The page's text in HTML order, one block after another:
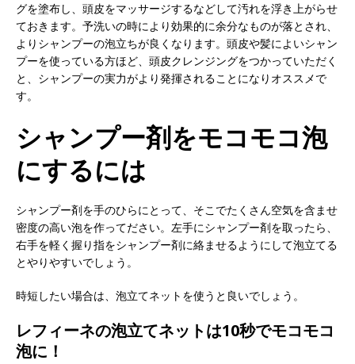
グを塗布し、頭皮をマッサージするなどして汚れを浮き上がらせ
ておきます。予洗いの時により効果的に余分なものが落とされ、
よりシャンプーの泡立ちが良くなります。頭皮や髪によいシャン
プーを使っている方ほど、頭皮クレンジングをつかっていただく
と、シャンプーの実力がより発揮されることになりオススメで
す。
シャンプー剤をモコモコ泡
にするには
シャンプー剤を手のひらにとって、そこでたくさん空気を含ませ
密度の高い泡を作ってださい。左手にシャンプー剤を取ったら、
右手を軽く握り指をシャンプー剤に絡ませるようにして泡立てる
とやりやすいでしょう。
時短したい場合は、泡立てネットを使うと良いでしょう。
レフィーネの泡立てネットは10秒でモコモコ
泡に！